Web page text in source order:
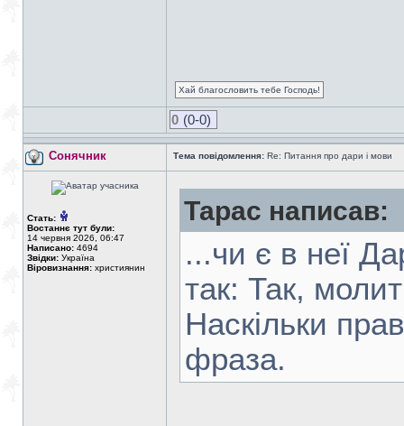
Хай благословить тебе Господь!
0 (0-0)
Сонячник Тема повідомлення: Re: Питання про дари і мови
Стать:
Востаннє тут були:
14 червня 2026, 06:47
Написано: 4694
Звідки: Україна
Віровизнання: християнин
Тарас написав:
...чи є в неї
так: Так,
Наскільки
фраза.